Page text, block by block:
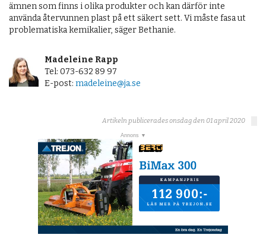
ämnen som finns i olika produkter och kan därför inte
använda återvunnen plast på ett säkert sett. Vi måste fasa ut
problematiska kemikalier, säger Bethanie.
Madeleine Rapp
Tel: 073-632 89 97
E-post: madeleine@ja.se
Artikeln publicerades onsdag den 01 april 2020